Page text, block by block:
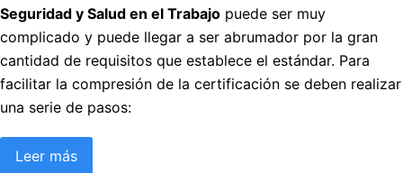
Seguridad y Salud en el Trabajo puede ser muy
complicado y puede llegar a ser abrumador por la gran
cantidad de requisitos que establece el estándar. Para
facilitar la compresión de la certificación se deben realizar
una serie de pasos:
Leer más